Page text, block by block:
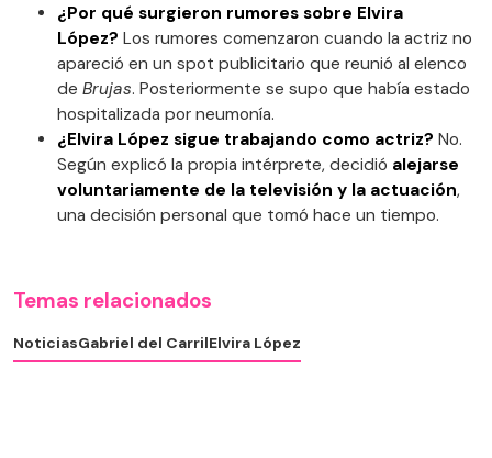
¿Por qué surgieron rumores sobre Elvira
López? Los rumores comenzaron cuando la actriz no
apareció en un spot publicitario que reunió al elenco
de Brujas. Posteriormente se supo que había estado
hospitalizada por neumonía.
¿Elvira López sigue trabajando como actriz? No.
Según explicó la propia intérprete, decidió alejarse
voluntariamente de la televisión y la actuación,
una decisión personal que tomó hace un tiempo.
Temas relacionados
NoticiasGabriel del CarrilElvira López